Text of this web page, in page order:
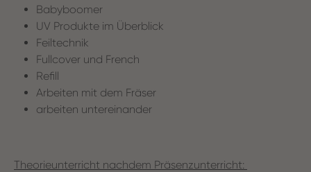
Babyboomer
UV Produkte im Überblick
Feiltechnik
Fullcover und French
Refill
Arbeiten mit dem Fräser
arbeiten untereinander
Theorieunterricht nachdem Präsenzunterricht: